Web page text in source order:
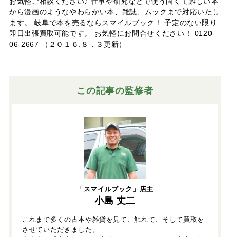
から漫画のようなやわらかい本、雑誌、ムックまで対応いたし
ます。 岐阜で本を売るならスマイルブック！ 予定のない限り
即日出張買取可能です。 お気軽にお問合せください！ 0120-
06-2667 （２０１６.８．３更新）
この記事の監修者
「スマイルブック」店主
小島 丈二
これまで多くの古本や雑貨を見て、触れて、そして買取を
させていただきました。